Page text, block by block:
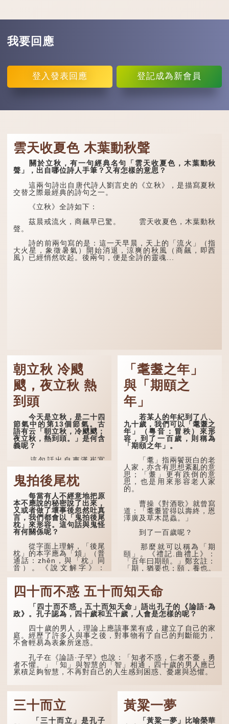
我要回應
登入 發表回應 登記成為新會員
雲天收夏色 木葉動秋聲
關於立秋，有一句經典名句「雲天收夏色，木葉動秋
聲」，出自哪位詩人手筆？又有怎樣的意思？
這兩句詩出自唐代詩人劉言史的《立秋》，是描寫夏秋
交替之際最經典的詩句之一。
《立秋》全詩如下：
茲晨戒流火，商飆早已驚。 雲天收夏色，木葉動秋
聲。
詩的前兩句寫的是：這一天早晨，天上的「流火」（指
大火星，象徵暑氣）開始消退，涼爽的秋風（商飆，即西
風）已經悄然吹起。後兩句，便是全詩的靈魂...
朝立秋 冷颼
颼，夜立秋 熱
到頭
今天是立秋，是二十四
節氣中的第13個節氣。古
語有云「朝立秋，冷颼颼；
夜立秋，熱到頭。」是何含
義呢？
這句話出自東漢崔寔
《四民月令》：「朝立秋，
冷颼颼；夜立秋，熱到
頭」。到了清代，顧祿在
《清嘉錄》中記錄蘇州風俗
時，也引用了這句諺語。不
過當地百姓的口頭說法是
「朝立秋，渹颼颼；夜立
秋，熱吽吽」。雖然用字略
有不同，但意思完全一致。
準呢？它反映了古人的一種
樸素觀察：如果立秋的精
確...
鬼拍後尾枕
每當有人不經意地把原
本不應說的秘密說了出來，
又或者做了壞事後忽然吐真
言，我們都會以「鬼拍後尾
枕」來形容。這句話與鬼怪
有何關係呢？
從字面上理解，「後尾
枕」的本字應為「䪴」（普
通話：zhěn，與「枕」同
音）。《說文解字》：
民間流傳有一種說法，
人會將一些不欲為人所知的
記憶藏於頸後之處。如果忽
然吐真言，就好像被不明東
西（如鬼魂）在後腦拍了一
下，藏在腦中的秘密便脫口
而出。因此「鬼拍...
「耄耋之年」
與「期頤之
年」
若某人的年紀到了八、
九十歲，我們可以「耄耋之
年」（粵音：冒秩）來形
容，到了一百歲，則稱為
「期頤之年」。
「耄」指兩鬢斑白的老
人家，亦含有思想紊亂的意
思；「耋」更有跌倒的意
思，也是用來形容老人家
的。
曹操《對酒歌》就曾寫
道：「耄耋皆得以壽終，恩
澤廣及草木昆蟲。」
到了一百歲呢？
那麼就可以稱為「期
頤」。《禮記.曲禮上》：
「百年曰期頤。」鄭玄註：
「期，猶要也；頤，養也。
四十而不惑 五十而知天命
「四十而不惑，五十而知天命」語出孔子的《論語·為
政》。孔子認為，四十歲和五十歲，人會是怎樣的呢？
四十歲的男人，理論上應該事業有成，建立了自己的家
庭。經歷了許多人與事之後，對事物有了自己的判斷能力，
不會輕易為表象所迷惑。
孔子在《論語·子罕》也說：「知者不惑，仁者不憂，勇
者不懼。」「知」與智慧的「智」相通，四十歲的男人應已
累積足夠智慧，不再對自己的人生感到困惑、憂慮與恐懼。
三十而立
「三十而立」是孔子
黃粱一夢
「黃粱一夢」比喻榮華